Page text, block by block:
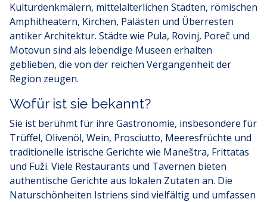
Kulturdenkmälern, mittelalterlichen Städten, römischen
Amphitheatern, Kirchen, Palästen und Überresten
antiker Architektur. Städte wie Pula, Rovinj, Poreč und
Motovun sind als lebendige Museen erhalten
geblieben, die von der reichen Vergangenheit der
Region zeugen.
Wofür ist sie bekannt?
Sie ist berühmt für ihre Gastronomie, insbesondere für
Trüffel, Olivenöl, Wein, Prosciutto, Meeresfrüchte und
traditionelle istrische Gerichte wie Maneštra, Frittatas
und Fuži. Viele Restaurants und Tavernen bieten
authentische Gerichte aus lokalen Zutaten an. Die
Naturschönheiten Istriens sind vielfältig und umfassen